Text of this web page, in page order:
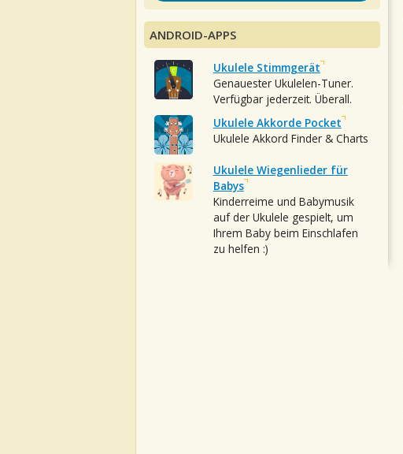
ANDROID-APPS
Ukulele Stimmgerät
Genauester Ukulelen-Tuner.
Verfügbar jederzeit. Überall.
Ukulele Akkorde Pocket
Ukulele Akkord Finder & Charts
Ukulele Wiegenlieder für
Babys
Kinderreime und Babymusik
auf der Ukulele gespielt, um
Ihrem Baby beim Einschlafen
zu helfen :)